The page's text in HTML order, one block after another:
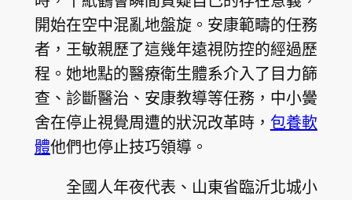
開始在空中混亂地盤旋。安康範疇的任務
者，王敏親歷了這幾年遠視防控的經過歷
程。她地點的醫療衛生體系介入了目力篩
查、診斷醫治、安康教導等任務，中小黌
舍在停止視覺周遭的狀況改革時， 包養軟
體他們也停止技巧領導。
全國人年夜代表、山東省臨沂北城小